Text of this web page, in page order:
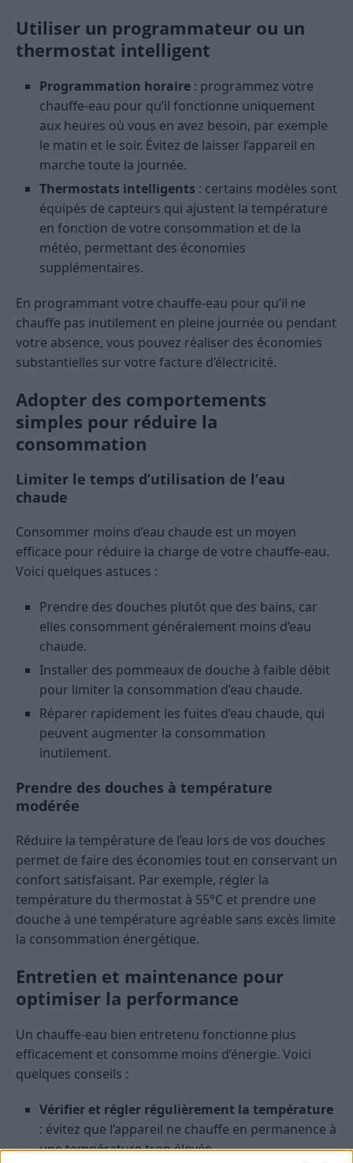
Utiliser un programmateur ou un
thermostat intelligent
Programmation horaire : programmez votre
chauffe-eau pour qu’il fonctionne uniquement
aux heures où vous en avez besoin, par exemple
le matin et le soir. Évitez de laisser l’appareil en
marche toute la journée.
Thermostats intelligents : certains modèles sont
équipés de capteurs qui ajustent la température
en fonction de votre consommation et de la
météo, permettant des économies
supplémentaires.
En programmant votre chauffe-eau pour qu’il ne
chauffe pas inutilement en pleine journée ou pendant
votre absence, vous pouvez réaliser des économies
substantielles sur votre facture d’électricité.
Adopter des comportements
simples pour réduire la
consommation
Limiter le temps d’utilisation de l’eau
chaude
Consommer moins d’eau chaude est un moyen
efficace pour réduire la charge de votre chauffe-eau.
Voici quelques astuces :
Prendre des douches plutôt que des bains, car
elles consomment généralement moins d’eau
chaude.
Installer des pommeaux de douche à faible débit
pour limiter la consommation d’eau chaude.
Réparer rapidement les fuites d’eau chaude, qui
peuvent augmenter la consommation
inutilement.
Prendre des douches à température
modérée
Réduire la température de l’eau lors de vos douches
permet de faire des économies tout en conservant un
confort satisfaisant. Par exemple, régler la
température du thermostat à 55°C et prendre une
douche à une température agréable sans excès limite
la consommation énergétique.
Entretien et maintenance pour
optimiser la performance
Un chauffe-eau bien entretenu fonctionne plus
efficacement et consomme moins d’énergie. Voici
quelques conseils :
Vérifier et régler régulièrement la température
: évitez que l’appareil ne chauffe en permanence à
une température trop élevée.